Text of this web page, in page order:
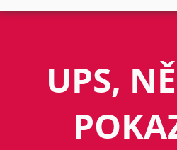
UPS,